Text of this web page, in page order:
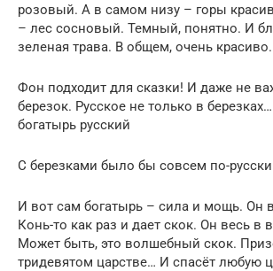
розовый. А в самом низу – горы
– лес сосновый. Темный, понятно. И
зеленая трава. В общем, очень красиво.
Фон подходит для сказки! И даже не
березок. Русское не только в
богатырь русский
С березками было бы совсем по-
И вот сам богатырь – сила и мощь. Он
Конь-то как раз и дает скок. Он весь в
Может быть, это волшебный скок.
тридевятом царстве… И спасёт любую